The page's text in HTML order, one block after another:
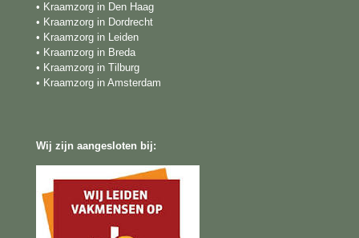
• Kraamzorg in Den Haag
• Kraamzorg in Dordrecht
• Kraamzorg in Leiden
• Kraamzorg in Breda
• Kraamzorg in Tilburg
• Kraamzorg in Amsterdam
Wij zijn aangesloten bij: